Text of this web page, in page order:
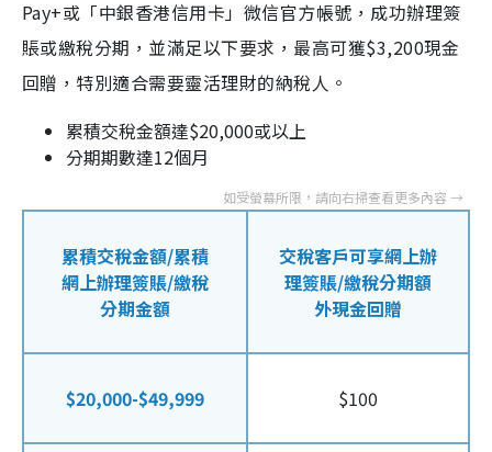
Pay+或「中銀香港信用卡」微信官方帳號，成功辦理簽
賬或繳稅分期，並滿足以下要求，最高可獲$3,200現金
回贈，特別適合需要靈活理財的納稅人。
累積交稅金額達$20,000或以上
分期期數達12個月
累積交稅金額/累積
網上辦理簽賬/繳稅
分期金額
交稅客戶可享網上辦
理簽賬/繳稅分期額
外現金回贈
$20,000-$49,999 $100